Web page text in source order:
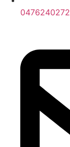
0476240272